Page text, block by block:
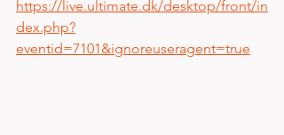
https://live.ultimate.dk/desktop/front/in
dex.php?
eventid=7101&ignoreuseragent=true